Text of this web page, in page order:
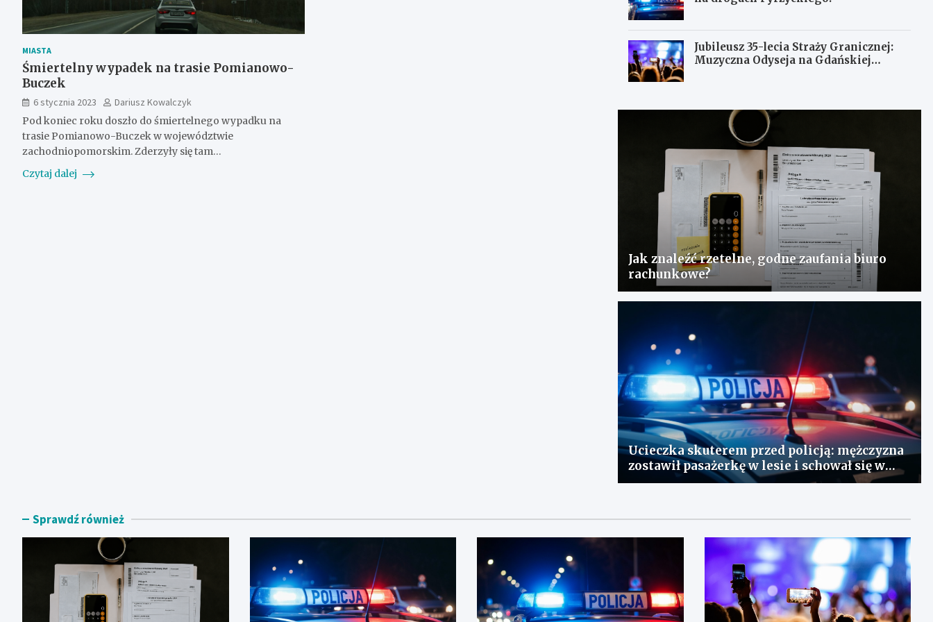
MIASTA
Śmiertelny wypadek na trasie Pomianowo-
Buczek
6 stycznia 2023
Dariusz Kowalczyk
Pod koniec roku doszło do śmiertelnego wypadku na
trasie Pomianowo-Buczek w województwie
zachodniopomorskim. Zderzyły się tam…
Czytaj dalej
Jubileusz 35-lecia Straży Granicznej:
Muzyczna Odyseja na Gdańskiej
Jak znaleźć rzetelne, godne zaufania biuro
rachunkowe?
Ucieczka skuterem przed policją: mężczyzna
zostawił pasażerkę w lesie i schował się w
lodówce
Sprawdź również